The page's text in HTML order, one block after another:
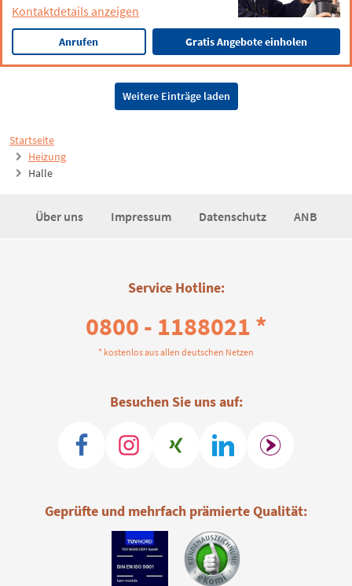
Startseite
Heizung
Halle
Kontaktdetails anzeigen
Anrufen Gratis Angebote einholen
Weitere Einträge laden
Über uns Impressum Datenschutz ANB
Service Hotline:
0800 - 1188021 *
* kostenlos aus allen deutschen Netzen
Besuchen Sie uns auf:
Geprüfte und mehrfach prämierte Qualität: